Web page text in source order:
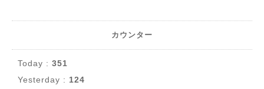
カウンター
Today : 351
Yesterday : 124